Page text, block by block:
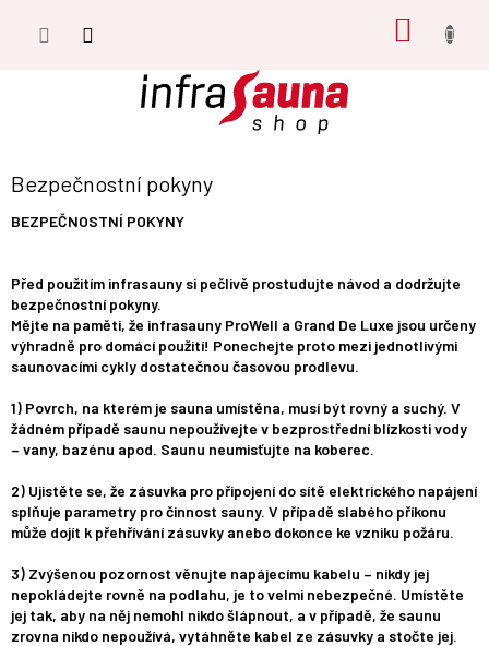
Bezpečnostní pokyny
BEZPEČNOSTNÍ POKYNY
Před použitím infrasauny si pečlivě prostudujte návod a dodržujte
bezpečnostní pokyny.
Mějte na paměti, že infrasauny ProWell a Grand De Luxe jsou určeny
výhradně pro domácí použití! Ponechejte proto mezi jednotlivými
saunovacími cykly dostatečnou časovou prodlevu.
1) Povrch, na kterém je sauna umístěna, musí být rovný a suchý. V
žádném případě saunu nepoužívejte v bezprostřední blízkosti vody
– vany, bazénu apod. Saunu neumisťujte na koberec.
2) Ujistěte se, že zásuvka pro připojení do sítě elektrického napájení
splňuje parametry pro činnost sauny. V případě slabého příkonu
může dojít k přehřívání zásuvky anebo dokonce ke vzniku požáru.
3) Zvýšenou pozornost věnujte napájecímu kabelu – nikdy jej
nepokládejte rovně na podlahu, je to velmi nebezpečné. Umístěte
jej tak, aby na něj nemohl nikdo šlápnout, a v případě, že saunu
zrovna nikdo nepoužívá, vytáhněte kabel ze zásuvky a stočte jej.